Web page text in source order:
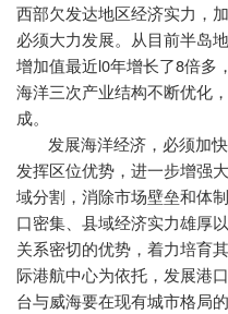
西部欠发达地区经济实力，
必须大力发展。从目前半岛
增加值最近l0年增长了8倍多
海洋三次产业结构不断优化
成。
发展海洋经济，必须加
发挥区位优势，进一步增强
域分割，消除市场壁垒和体
口密集、县域经济实力雄厚
关系密切的优势，着力培育
际港航中心为依托，发展港
台与威海要在现有城市格局